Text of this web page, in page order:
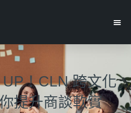
！CLN 跨文化
提升商談軟實